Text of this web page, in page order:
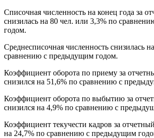
Списочная численность на конец года за
снизилась на 80 чел. или 3,3% по
годом.
Среднесписочная численность снизилась
сравнению с предыдущим годом.
Коэффициент оборота по приему за
снизился на 51,6% по сравнению с
Коэффициент оборота по выбытию за
снизился на 4,9% по сравнению с
Коэффициент текучести кадров за
на 24,7% по сравнению с предыдущим